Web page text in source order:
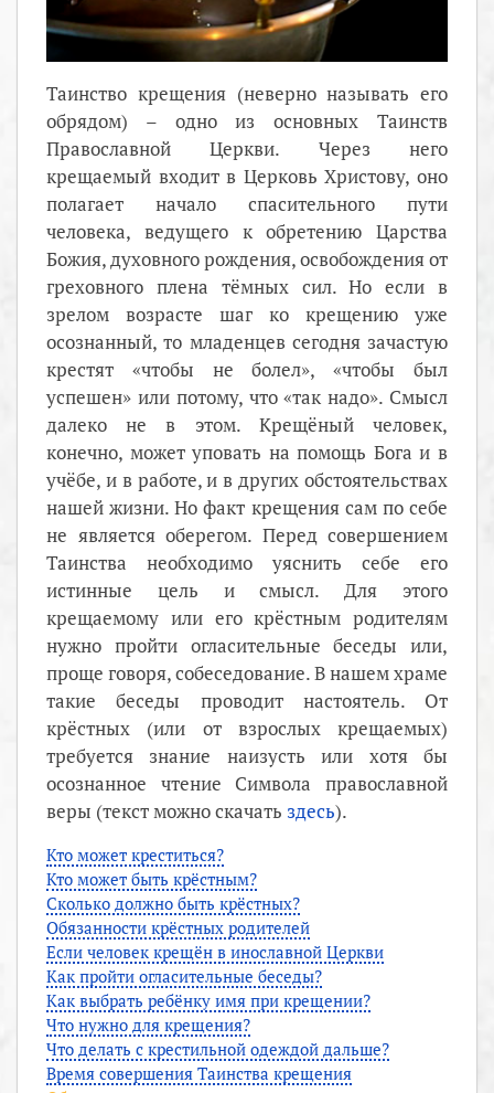
Таинство крещения (неверно называть его
обрядом) – одно из основных Таинств
Православной Церкви. Через него
крещаемый входит в Церковь Христову, оно
полагает начало спасительного пути
человека, ведущего к обретению Царства
Божия, духовного рождения, освобождения от
греховного плена тёмных сил. Но если в
зрелом возрасте шаг ко крещению уже
осознанный, то младенцев сегодня зачастую
крестят «чтобы не болел», «чтобы был
успешен» или потому, что «так надо». Смысл
далеко не в этом. Крещёный человек,
конечно, может уповать на помощь Бога и в
учёбе, и в работе, и в других обстоятельствах
нашей жизни. Но факт крещения сам по себе
не является оберегом. Перед совершением
Таинства необходимо уяснить себе его
истинные цель и смысл. Для этого
крещаемому или его крёстным родителям
нужно пройти огласительные беседы или,
проще говоря, собеседование. В нашем храме
такие беседы проводит настоятель. От
крёстных (или от взрослых крещаемых)
требуется знание наизусть или хотя бы
осознанное чтение Символа православной
веры (текст можно скачать здесь).
Кто может креститься?
Кто может быть крёстным?
Сколько должно быть крёстных?
Обязанности крёстных родителей
Если человек крещён в инославной Церкви
Как пройти огласительные беседы?
Как выбрать ребёнку имя при крещении?
Что нужно для крещения?
Что делать с крестильной одеждой дальше?
Время совершения Таинства крещения